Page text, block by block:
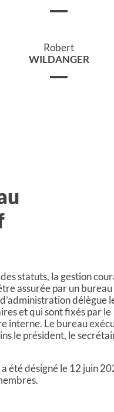
Robert
WILDANGER
statuts, la gestion
assurée par un
délègue
et qui sont fixés par le
interne. Le bureau
le président, le
été désigné le 12 juin